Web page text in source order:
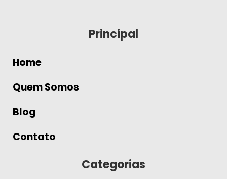
Principal
Home
Quem Somos
Blog
Contato
Categorias